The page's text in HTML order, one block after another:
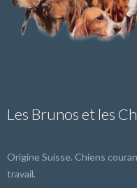
Les Brunos et les
Origine Suisse. Chiens
travail.